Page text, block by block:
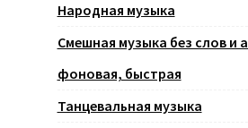
Народная музыка
Смешная музыка без слов и
фоновая, быстрая
Танцевальная музыка